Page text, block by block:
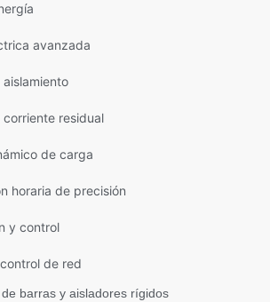
avanzada
residual
de carga
horaria de precisión
y control
de red
barras y aisladores rígidos